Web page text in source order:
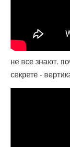
не все знают.
секрете -